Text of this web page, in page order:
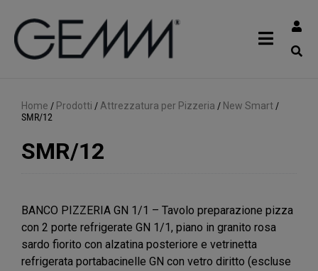
Home / Prodotti / Attrezzatura per Pizzeria / New Smart /
SMR/12
SMR/12
BANCO PIZZERIA GN 1/1 – Tavolo preparazione pizza
con 2 porte refrigerate GN 1/1, piano in granito rosa
sardo fiorito con alzatina posteriore e vetrinetta
refrigerata portabacinelle GN con vetro diritto (escluse